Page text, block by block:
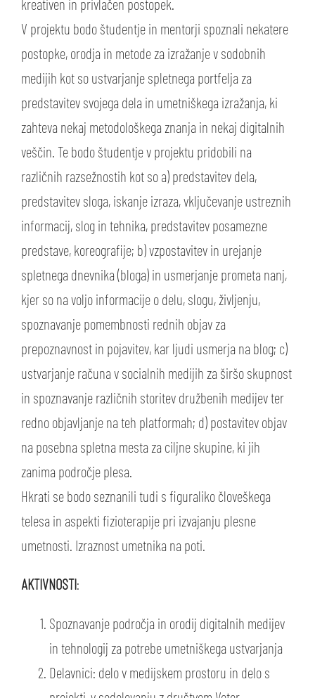
kreativen in privlačen postopek.
V projektu bodo študentje in mentorji spoznali nekatere
postopke, orodja in metode za izražanje v sodobnih
medijih kot so ustvarjanje spletnega portfelja za
predstavitev svojega dela in umetniškega izražanja, ki
zahteva nekaj metodološkega znanja in nekaj digitalnih
veščin. Te bodo študentje v projektu pridobili na
različnih razsežnostih kot so a) predstavitev dela,
predstavitev sloga, iskanje izraza, vključevanje ustreznih
informacij, slog in tehnika, predstavitev posamezne
predstave, koreografije; b) vzpostavitev in urejanje
spletnega dnevnika (bloga) in usmerjanje prometa nanj,
kjer so na voljo informacije o delu, slogu, življenju,
spoznavanje pomembnosti rednih objav za
prepoznavnost in pojavitev, kar ljudi usmerja na blog; c)
ustvarjanje računa v socialnih medijih za širšo skupnost
in spoznavanje različnih storitev družbenih medijev ter
redno objavljanje na teh platformah; d) postavitev objav
na posebna spletna mesta za ciljne skupine, ki jih
zanima področje plesa.
Hkrati se bodo seznanili tudi s figuraliko človeškega
telesa in aspekti fizioterapije pri izvajanju plesne
umetnosti. Izraznost umetnika na poti.
AKTIVNOSTI:
Spoznavanje področja in orodij digitalnih medijev
in tehnologij za potrebe umetniškega ustvarjanja
Delavnici: delo v medijskem prostoru in delo s